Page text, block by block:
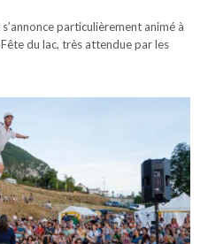
particulièrement animé à
du lac, très attendue par les